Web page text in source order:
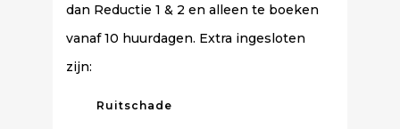
dan Reductie 1 & 2 en alleen te boeken
vanaf 10 huurdagen. Extra ingesloten
zijn:
Ruitschade